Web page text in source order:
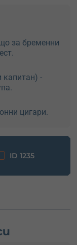
за бременни
капитан) -
цигари.
ID 1235